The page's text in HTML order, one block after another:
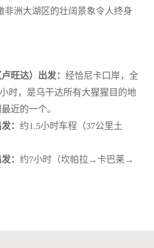
非洲大湖区的壮阔景象令人终身
旺达）出发： 经恰尼卡口岸，全
时，是乌干达所有大猩猩目的地
近的一个。
： 约1.5小时车程（37公里土
： 约7小时（坎帕拉→卡巴莱→